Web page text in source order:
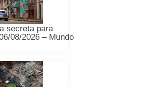
secreta para
08/2026 – Mundo